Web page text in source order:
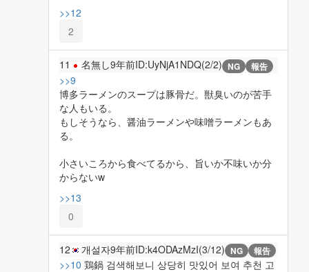
>>12
2
11 名無し9年前ID:UyNjA1NDQ(2/2) NG 報告
>>9
博多ラーメンのスープは豚骨だ。獣臭いのが苦手
な人もいる。
もしそうなら、醤油ラーメンや味噌ラーメンもあ
る。
小さいころから食べてるから、旨いか不味いか分
からないw
>>13
0
12 개설자9年前ID:k4ODAzMzI(3/12) NG 報告
>>10 鶏鍋 검색해보니 상당히 맛있어 보여 추천 고